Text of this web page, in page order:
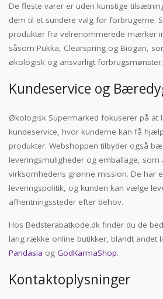
De fleste varer er uden kunstige
dem til et sundere valg for forbrugerne.
produkter fra velrenommerede mærker
såsom Pukka, Clearspring og Biogan,
økologisk og ansvarligt forbrugsmønster.
Kundeservice og
Økologisk Supermarked fokuserer på at
kundeservice, hvor kunderne kan få
produkter. Webshoppen tilbyder også
leveringsmuligheder og emballage, som
virksomhedens grønne mission. De har
leveringspolitik, og kunden kan vælge
afhentningssteder efter behov.
Hos Bedsterabatkode.dk finder du de
lang række online butikker, blandt andet
Pandasia og GodKarmaShop.
Kontaktoplysninger